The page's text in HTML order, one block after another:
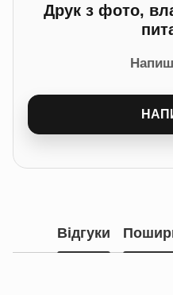
Друк з фото,
Відгуки